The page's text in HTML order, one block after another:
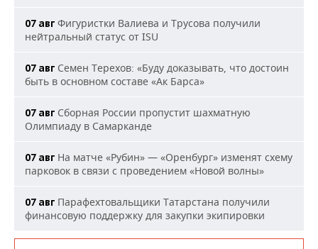
07 авг Фигуристки Валиева и Трусова получили
нейтральный статус от ISU
07 авг Семен Терехов: «Буду доказывать, что достоин
быть в основном составе «Ак Барса»
07 авг Сборная России пропустит шахматную
Олимпиаду в Самарканде
07 авг На матче «Рубин» — «Оренбург» изменят схему
парковок в связи с проведением «Новой волны»
07 авг Парафехтовальщики Татарстана получили
финансовую поддержку для закупки экипировки